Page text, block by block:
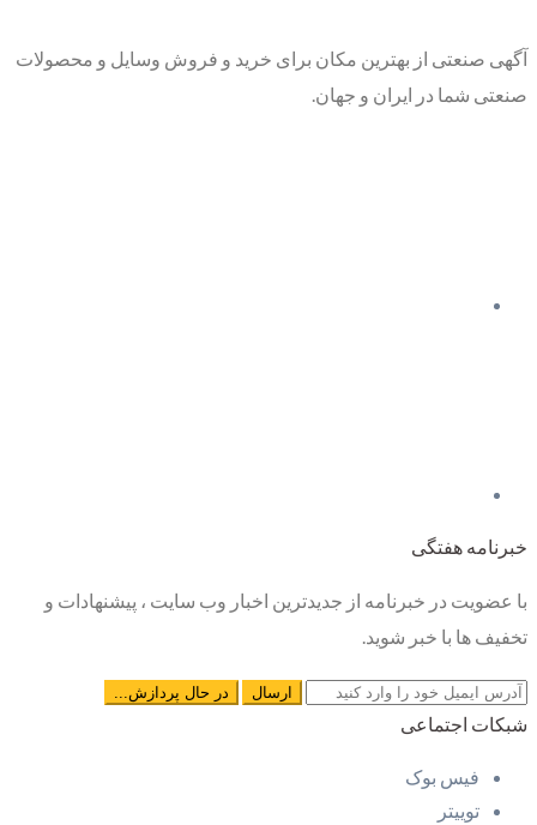
آگهی صنعتی از بهترین مکان برای خرید و فروش وسایل و محصولات
صنعتی شما در ایران و جهان.
خبرنامه هفتگی
با عضویت در خبرنامه از جدیدترین اخبار وب سایت ، پیشنهادات و
تخفیف ها با خبر شوید.
شبکات اجتماعی
فیس بوک
توییتر